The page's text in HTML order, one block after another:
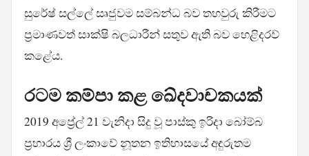
සුරේෂ් සල්ලේ සෘජුවම සම්බන්ධ බව තහවුරු කිරීමට
ප්‍රමාණවත් සාක්ෂි බලධාරීන් සතුව ඇති බව හෙළිදරව්
කළේය.
රටම කම්පා කළ ඛේදවාචකයක්
2019 අප්‍රේල් 21 වැනිදා සිදු වූ පාස්කු ඉරිදා බෝම්බ
ප්‍රහාරය ශ්‍රී ලංකාවේ නූතන ඉතිහාසයේ අඳුරුතම